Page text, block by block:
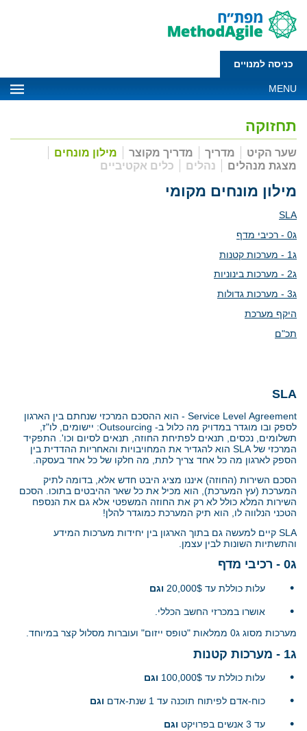
כניסה למנויים
MENU
תחזוקה
שער הקיט מדריך מדריך מקוצר
מילון מונחים
מצגת מנהלים
נהלים כלים אקטיביים
מילון מונחים מקומי
SLA
ג0 - רכיבי מדף
ג1 - מערכות קטנות
ג2 - מערכות בינוניות
ג3 - מערכות גדולות
היקף מערכת
תכ"ם
SLA
Service Level Agreement - הוא ההסכם המרכזי שנחתם בין הארגון
לספק ובו מוגדר במדויק מה כלול ב- Outsourcing: יישומים, לו"ז,
תשלומים, נכסים, תנאים לפתיחת החוזה, תנאים לסיום וכו'. התפקיד
המרכזי של SLA הוא להגדיר את המחויבויות והאחריות ההדדית בין
הספק לארגון מה כל אחד צריך לתת, מה חלקו של כל אחד בעסקה.
הסכם השירות (החוזה) איננו מציג היבט חדש אלא, בדומה לתיק
המערכת (עץ המערכת), הוא מכיל את כל שאר ההיבטים בתוכו. הסכם
השירות המלא כולל לא רק את החוזה המשפטי אלא גם את הנספח
הטכני הנלווה לו, הוא תיק המערכת כמוגדר להלן!
SLA קיים למעשה גם בתוך הארגון בין יחידות מערכות המידע
והתשתיות השונות לבין עצמן.
ג0 - רכיבי מדף
•
עלות כוללת עד 20,000$ וגם
•
אושרו במכרזי החשב הכללי.
מערכות מסוג ג0 ממלאות "טופס ייזום" ועוברות מסלול קצר במיוחד.
ג1 - מערכות קטנות
•
עלות כוללת עד 100,000$ וגם
• כוח-אדם לפיתוח תוכנה עד 1 שנת-אדם וגם
• עד 3 אנשים בפרויקט וגם